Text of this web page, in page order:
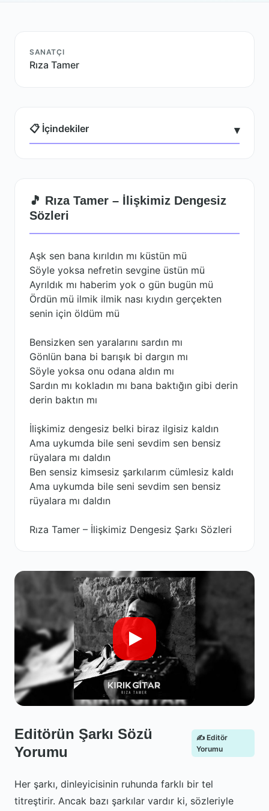
SANATÇI
Rıza Tamer
📋 İçindekiler ▾
🎵 Rıza Tamer – İlişkimiz Dengesiz
Sözleri
Aşk sen bana kırıldın mı küstün mü
Söyle yoksa nefretin sevgine üstün mü
Ayrıldık mı haberim yok o gün bugün mü
Ördün mü ilmik ilmik nası kıydın gerçekten
senin için öldüm mü
Bensizken sen yaralarını sardın mı
Gönlün bana bi barışık bi dargın mı
Söyle yoksa onu odana aldın mı
Sardın mı kokladın mı bana baktığın gibi derin
derin baktın mı
İlişkimiz dengesiz belki biraz ilgisiz kaldın
Ama uykumda bile seni sevdim sen bensiz
rüyalara mı daldın
Ben sensiz kimsesiz şarkılarım cümlesiz kaldı
Ama uykumda bile seni sevdim sen bensiz
rüyalara mı daldın
Rıza Tamer – İlişkimiz Dengesiz Şarkı Sözleri
Editörün Şarkı Sözü
Yorumu
✍️ Editör
Yorumu
Her şarkı, dinleyicisinin ruhunda farklı bir tel
titreştirir. Ancak bazı şarkılar vardır ki, sözleriyle